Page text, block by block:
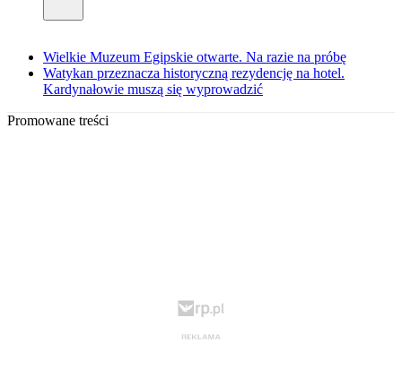
Wielkie Muzeum Egipskie otwarte. Na razie na próbę
Watykan przeznacza historyczną rezydencję na hotel.
Kardynałowie muszą się wyprowadzić
Promowane treści